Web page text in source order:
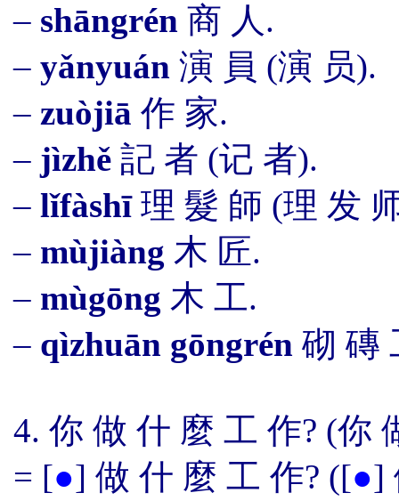
– shāngrén 商 人.
– yǎnyuán 演 員 (演 员).
– zuòjiā 作 家.
– jìzhě 記 者 (记 者).
– lǐfàshī理 髮 師 (理 发
– mùjiàng 木 匠.
– mùgōng 木 工.
– qìzhuān gōngrén 砌 磚
4. 你 做 什 麼 工 作? (你
= [●] 做 什 麼 工 作? ([●]